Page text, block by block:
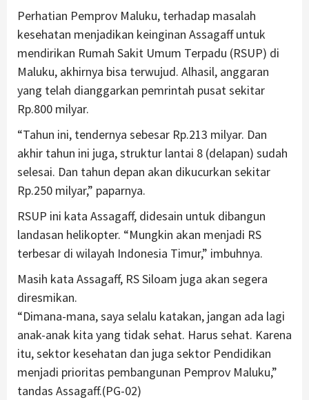
Perhatian Pemprov Maluku, terhadap masalah
kesehatan menjadikan keinginan Assagaff untuk
mendirikan Rumah Sakit Umum Terpadu (RSUP) di
Maluku, akhirnya bisa terwujud. Alhasil, anggaran
yang telah dianggarkan pemrintah pusat sekitar
Rp.800 milyar.
“Tahun ini, tendernya sebesar Rp.213 milyar. Dan
akhir tahun ini juga, struktur lantai 8 (delapan) sudah
selesai. Dan tahun depan akan dikucurkan sekitar
Rp.250 milyar,” paparnya.
RSUP ini kata Assagaff, didesain untuk dibangun
landasan helikopter. “Mungkin akan menjadi RS
terbesar di wilayah Indonesia Timur,” imbuhnya.
Masih kata Assagaff, RS Siloam juga akan segera
diresmikan.
“Dimana-mana, saya selalu katakan, jangan ada lagi
anak-anak kita yang tidak sehat. Harus sehat. Karena
itu, sektor kesehatan dan juga sektor Pendidikan
menjadi prioritas pembangunan Pemprov Maluku,”
tandas Assagaff.(PG-02)